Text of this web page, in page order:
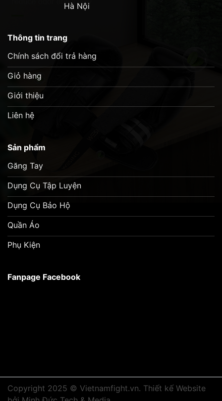
Hà Nội
Thông tin trang
Chính sách đổi trả hàng
Giỏ hàng
Giới thiệu
Liên hệ
Sản phẩm
Găng Tay
Dụng Cụ Tập Luyện
Dụng Cụ Bảo Hộ
Quần Áo
Phụ Kiện
Fanpage Facebook
Copyright 2025 © Vietnamfight.vn. Thiết kế Website